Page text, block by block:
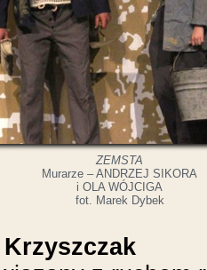
ZEMSTA
Murarze – ANDRZEJ SIKORA
i OLA WÓJCIGA
fot. Marek Dybek